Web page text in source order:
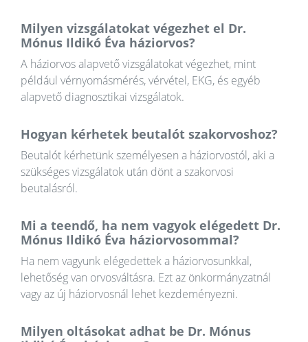
Milyen vizsgálatokat végezhet el Dr.
Mónus Ildikó Éva háziorvos?
A háziorvos alapvető vizsgálatokat végezhet, mint
például vérnyomásmérés, vérvétel, EKG, és egyéb
alapvető diagnosztikai vizsgálatok.
Hogyan kérhetek beutalót szakorvoshoz?
Beutalót kérhetünk személyesen a háziorvostól, aki a
szükséges vizsgálatok után dönt a szakorvosi
beutalásról.
Mi a teendő, ha nem vagyok elégedett Dr.
Mónus Ildikó Éva háziorvosommal?
Ha nem vagyunk elégedettek a háziorvosunkkal,
lehetőség van orvosváltásra. Ezt az önkormányzatnál
vagy az új háziorvosnál lehet kezdeményezni.
Milyen oltásokat adhat be Dr. Mónus